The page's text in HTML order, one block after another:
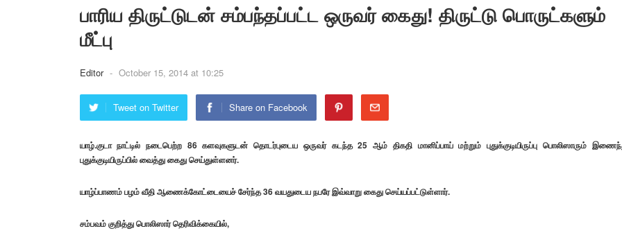
பாரிய திருட்டுடன் சம்பந்தப்பட்ட ஒருவர் கைது! திருட்டு பொருட்களும்
மீட்பு
Editor - October 15, 2014 at 10:25
Tweet on Twitter Share on Facebook
யாழ்.குடா நாட்டில் நடைபெற்ற 86 களவுகளுடன் தொடர்புடைய ஒருவர் கடந்த 25 ஆம் திகதி மானிப்பாய் மற்றும் புதுக்குடியிருப்பு பொலிஸாரும்
புதுக்குடியிருப்பில் வைத்து கைது செய்துள்ளனர்.
யாழ்ப்பாணம் பழம் வீதி ஆணைக்கோட்டையைச் சேர்ந்த 36 வயதுடைய நபரே இவ்வாறு கைது செய்யப்பட்டுள்ளார்.
சம்பவம் குறித்து பொலிஸார் தெரிவிக்கையில்,